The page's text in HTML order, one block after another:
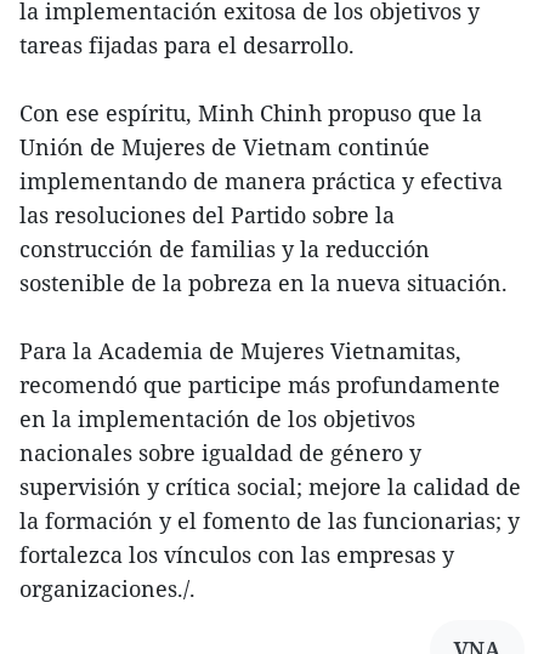
la implementación exitosa de los objetivos y
tareas fijadas para el desarrollo.
Con ese espíritu, Minh Chinh propuso que la
Unión de Mujeres de Vietnam continúe
implementando de manera práctica y efectiva
las resoluciones del Partido sobre la
construcción de familias y la reducción
sostenible de la pobreza en la nueva situación.
Para la Academia de Mujeres Vietnamitas,
recomendó que participe más profundamente
en la implementación de los objetivos
nacionales sobre igualdad de género y
supervisión y crítica social; mejore la calidad de
la formación y el fomento de las funcionarias; y
fortalezca los vínculos con las empresas y
organizaciones./.